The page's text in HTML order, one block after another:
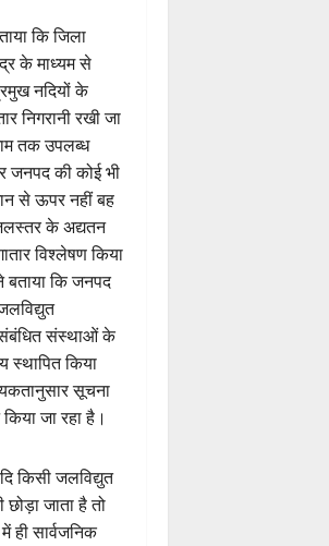
कि जिला
के माध्यम से
नदियों के
निगरानी रखी जा
तक उपलब्ध
की कोई भी
से ऊपर नहीं बह
के अद्यतन
विश्लेषण किया
बताया कि जनपद
संस्थाओं के
किया
सूचना
जा रहा है।
किसी जलविद्युत
छोड़ा जाता है तो
ही सार्वजनिक